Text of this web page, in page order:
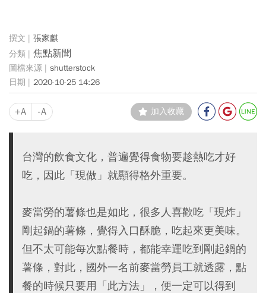
張家麒
焦點新聞
shutterstock
2020-10-25 14:26
+A -A 加入收藏
台灣的飲食文化，普遍覺得食物要趁熱吃才好
吃，因此「現做」就顯得格外重要。
麥當勞的薯條也是如此，很多人喜歡吃「現炸」
剛起鍋的薯條，覺得入口酥脆，吃起來更美味。
但不太可能每次點餐時，都能幸運吃到剛起鍋的
薯條，對此，國外一名前麥當勞員工就透露，點
餐的時候只要用「此方法」，便一定可以得到